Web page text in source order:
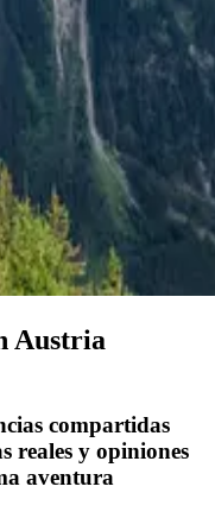
Austria
compartidas
reales y opiniones
aventura